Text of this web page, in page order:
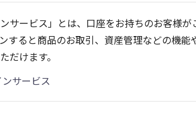
13週移動平均 26週
5ヶ月移動平均 25ヶ
サービス」とは、口座をお持ちのお客様
すると商品のお取引、資産管理などの機
だけます。
サービス